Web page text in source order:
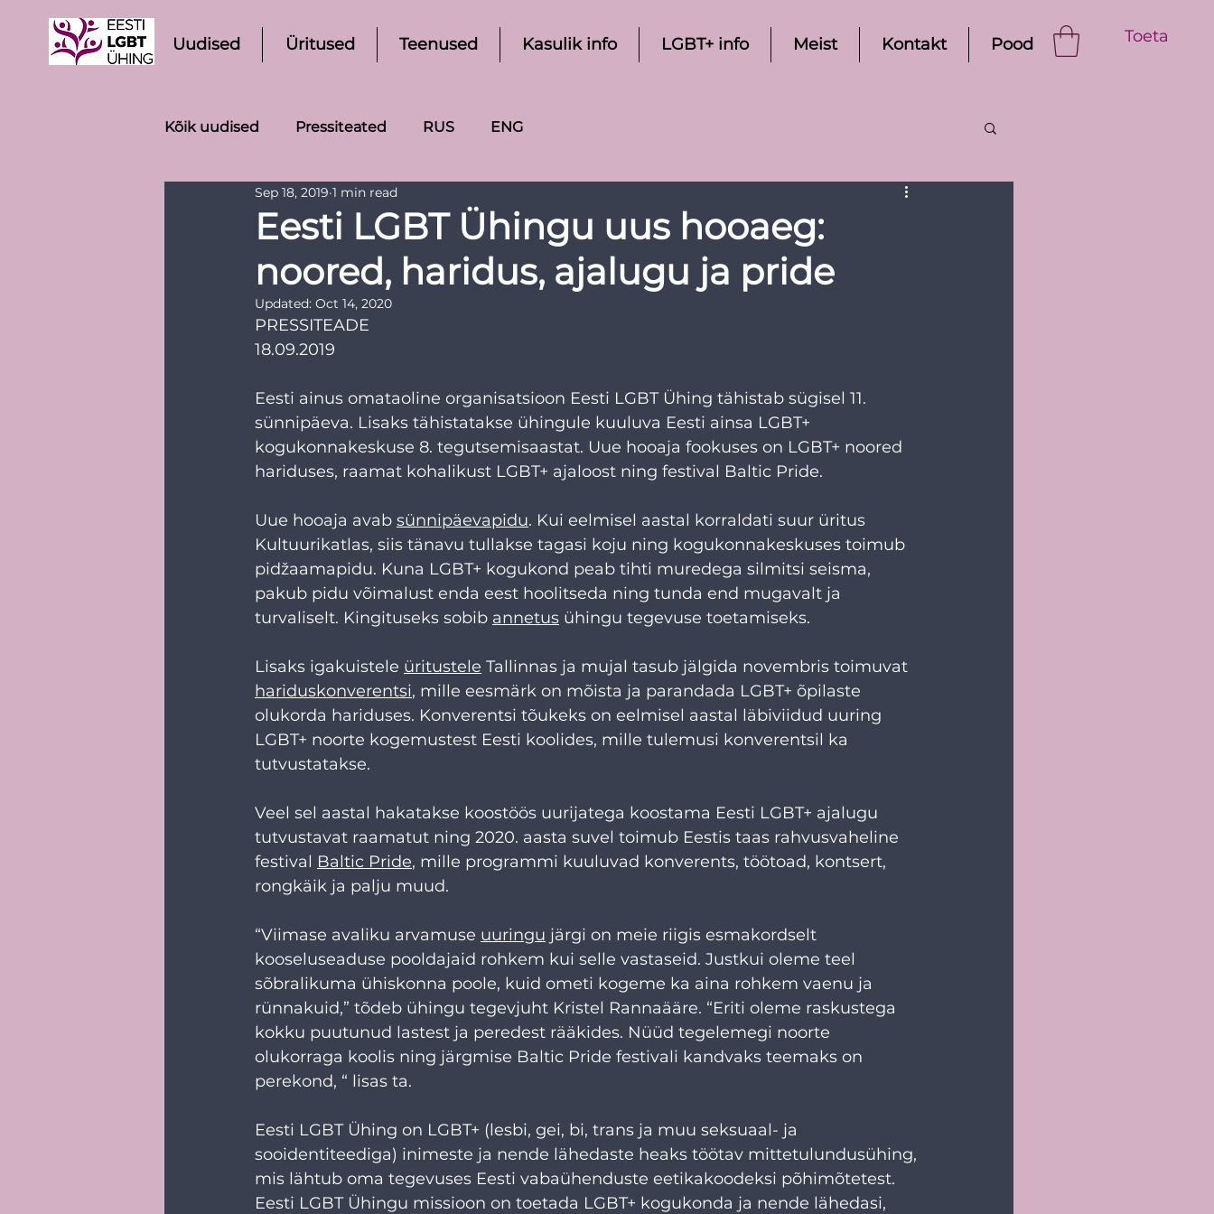
Uudised Üritused Teenused Kasulik info LGBT+ info Meist Kontakt Pood Toeta
Kõik uudised Pressiteated RUS ENG
Eesti LGBT Ühingu uus hooaeg:
noored, haridus, ajalugu ja pride
Sep 18, 2019 1 min read
Updated: Oct 14, 2020
PRESSITEADE
18.09.2019
Eesti ainus omataoline organisatsioon Eesti LGBT Ühing tähistab sügisel 11.
sünnipäeva. Lisaks tähistatakse ühingule kuuluva Eesti ainsa LGBT+
kogukonnakeskuse 8. tegutsemisaastat. Uue hooaja fookuses on LGBT+ noored
hariduses, raamat kohalikust LGBT+ ajaloost ning festival Baltic Pride.
Uue hooaja avab sünnipäevapidu. Kui eelmisel aastal korraldati suur üritus
Kultuurikatlas, siis tänavu tullakse tagasi koju ning kogukonnakeskuses toimub
pidžaamapidu. Kuna LGBT+ kogukond peab tihti muredega silmitsi seisma,
pakub pidu võimalust enda eest hoolitseda ning tunda end mugavalt ja
turvaliselt. Kingituseks sobib annetus ühingu tegevuse toetamiseks.
Lisaks igakuistele üritustele Tallinnas ja mujal tasub jälgida novembris toimuvat
hariduskonverentsi, mille eesmärk on mõista ja parandada LGBT+ õpilaste
olukorda hariduses. Konverentsi tõukeks on eelmisel aastal läbiviidud uuring
LGBT+ noorte kogemustest Eesti koolides, mille tulemusi konverentsil ka
tutvustatakse.
Veel sel aastal hakatakse koostöös uurijatega koostama Eesti LGBT+ ajalugu
tutvustavat raamatut ning 2020. aasta suvel toimub Eestis taas rahvusvaheline
festival Baltic Pride, mille programmi kuuluvad konverents, töötoad, kontsert,
rongkäik ja palju muud.
“Viimase avaliku arvamuse uuringu järgi on meie riigis esmakordselt
kooseluseaduse pooldajaid rohkem kui selle vastaseid. Justkui oleme teel
sõbralikuma ühiskonna poole, kuid ometi kogeme ka aina rohkem vaenu ja
rünnakuid,” tõdeb ühingu tegevjuht Kristel Rannaääre. “Eriti oleme raskustega
kokku puutunud lastest ja peredest rääkides. Nüüd tegelemegi noorte
olukorraga koolis ning järgmise Baltic Pride festivali kandvaks teemaks on
perekond, “ lisas ta.
Eesti LGBT Ühing on LGBT+ (lesbi, gei, bi, trans ja muu seksuaal- ja
sooidentiteediga) inimeste ja nende lähedaste heaks töötav mittetulundusühing,
mis lähtub oma tegevuses Eesti vabaühenduste eetikakoodeksi põhimõtetest.
Eesti LGBT Ühingu missioon on toetada LGBT+ kogukonda ja nende lähedasi,